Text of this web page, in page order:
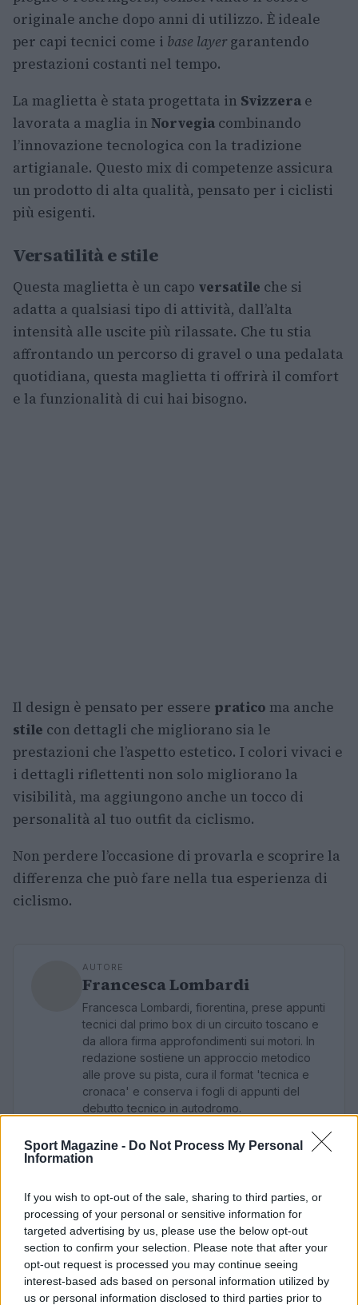
Sport Magazine - Do Not Process My Personal
Information
If you wish to opt-out of the sale, sharing to third parties, or
processing of your personal or sensitive information for
targeted advertising by us, please use the below opt-out
section to confirm your selection. Please note that after your
opt-out request is processed you may continue seeing
interest-based ads based on personal information utilized by
us or personal information disclosed to third parties prior to
originale anche dopo anni di utilizzo. È ideale
per capi tecnici come i base layer garantendo
prestazioni costanti nel tempo.
La maglietta è stata progettata in Svizzera e
lavorata a maglia in Norvegia combinando
l’innovazione tecnologica con la tradizione
artigianale. Questo mix di competenze assicura
un prodotto di alta qualità, pensato per i ciclisti
più esigenti.
Versatilità e stile
Questa maglietta è un capo versatile che si
adatta a qualsiasi tipo di attività, dall’alta
intensità alle uscite più rilassate. Che tu stia
affrontando un percorso di gravel o una pedalata
quotidiana, questa maglietta ti offrirà il comfort
e la funzionalità di cui hai bisogno.
Il design è pensato per essere pratico ma anche
stile con dettagli che migliorano sia le
prestazioni che l’aspetto estetico. I colori vivaci e
i dettagli riflettenti non solo migliorano la
visibilità, ma aggiungono anche un tocco di
personalità al tuo outfit da ciclismo.
Non perdere l’occasione di provarla e scoprire la
differenza che può fare nella tua esperienza di
ciclismo.
AUTORE
Francesca Lombardi
Francesca Lombardi, fiorentina, prese appunti
tecnici dal primo box di un circuito toscano e
da allora firma approfondimenti sui motori. In
redazione sostiene un approccio metodico
alle prove su pista, cura il format 'tecnica e
cronaca' e conserva i fogli di appunti del
debutto tecnico in autodromo.